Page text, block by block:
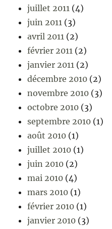
juillet 2011 (4)
juin 2011 (3)
avril 2011 (2)
février 2011 (2)
janvier 2011 (2)
décembre 2010 (2)
novembre 2010 (3)
octobre 2010 (3)
septembre 2010 (1)
août 2010 (1)
juillet 2010 (1)
juin 2010 (2)
mai 2010 (4)
mars 2010 (1)
février 2010 (1)
janvier 2010 (3)